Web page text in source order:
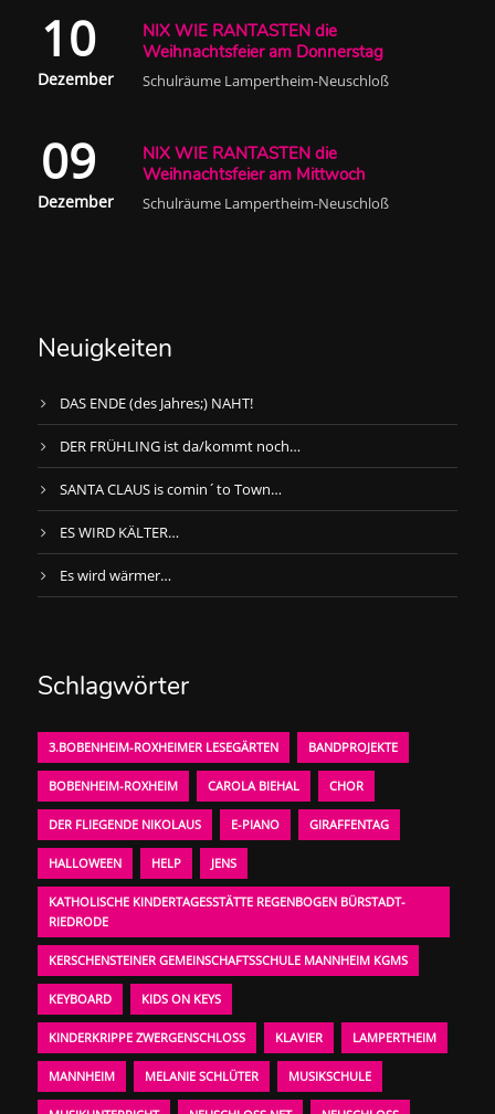
10
Dezember
NIX WIE RANTASTEN die
Weihnachtsfeier am Donnerstag
Schulräume Lampertheim-Neuschloß
09
Dezember
NIX WIE RANTASTEN die
Weihnachtsfeier am Mittwoch
Schulräume Lampertheim-Neuschloß
Neuigkeiten
DAS ENDE (des Jahres;) NAHT!
DER FRÜHLING ist da/kommt noch…
SANTA CLAUS is comin´to Town…
ES WIRD KÄLTER…
Es wird wärmer…
Schlagwörter
3.BOBENHEIM-ROXHEIMER LESEGÄRTEN BANDPROJEKTE
BOBENHEIM-ROXHEIM CAROLA BIEHAL CHOR
DER FLIEGENDE NIKOLAUS E-PIANO GIRAFFENTAG
HALLOWEEN HELP JENS
KATHOLISCHE KINDERTAGESSTÄTTE REGENBOGEN BÜRSTADT-
RIEDRODE
KERSCHENSTEINER GEMEINSCHAFTSSCHULE MANNHEIM KGMS
KEYBOARD KIDS ON KEYS
KINDERKRIPPE ZWERGENSCHLOSS KLAVIER LAMPERTHEIM
MANNHEIM MELANIE SCHLÜTER MUSIKSCHULE